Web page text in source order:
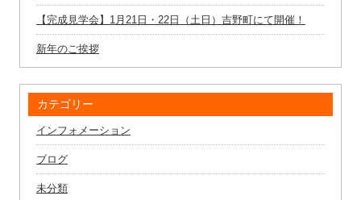
【完成見学会】1月21日・22日（土日）吉野町にて開催！
新年のご挨拶
カテゴリー
インフォメーション
ブログ
未分類